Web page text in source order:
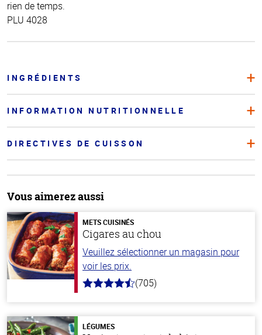
rien de temps.
PLU 4028
INGRÉDIENTS
INFORMATION NUTRITIONNELLE
DIRECTIVES DE CUISSON
Vous aimerez aussi
METS CUISINÉS
Cigares au chou
Veuillez sélectionner un magasin pour
voir les prix.
4.6
stars
(705)
LÉGUMES